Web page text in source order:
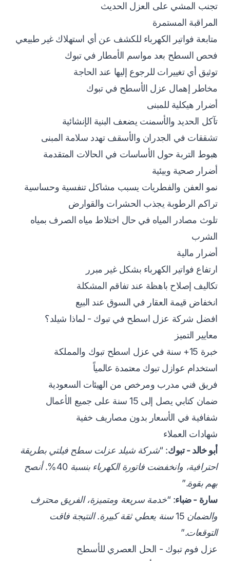
تجنب المشي على العزل الحديث
المراقبة المستمرة
متابعة فواتير الكهرباء للكشف عن أي استهلاك غير طبيعي
فحص السطح بعد مواسم الأمطار في تبوك
توثيق أي تغييرات للرجوع إليها عند الحاجة
مخاطر إهمال عزل الأسطح في تبوك
أضرار هيكلية للمبنى
تآكل الحديد والأسمنت يضعف البنية الإنشائية
تشققات في الجدران والأسقف تهدد سلامة المبنى
هبوط التربة حول الأساسات في الحالات المتقدمة
أضرار صحية وبيئية
نمو العفن والفطريات يسبب مشاكل تنفسية وحساسية
تراكم الرطوبة يجذب الحشرات والقوارض
تلوث مصادر المياه في حال اختلاط مياه الصرف بمياه
الشرب
أضرار مالية
ارتفاع فواتير الكهرباء بشكل غير مبرر
تكاليف إصلاح باهظة عند تفاقم المشكلة
انخفاض قيمة العقار في السوق عند البيع
افضل شركة عزل اسطح في تبوك - لماذا شيلد؟
معايير التميز
خبرة 15+ سنة في عزل اسطح تبوك والمملكة
استخدام عوازل تبوك معتمدة عالمياً
فريق فني مدرب ومرخص من الهيئات السعودية
ضمان كتابي يصل إلى 15 سنة على جميع الأعمال
شفافية في الأسعار بدون مصاريف خفية
شهادات العملاء
أبو خالد - تبوك:“شركة شيلد عزلت سطح فيلتي بطريقة
احترافية، وانخفضت فاتورة الكهرباء بنسبة 40%. أنصح
بهم بقوة.”
سارة - ضباء:“خدمة سريعة ومتميزة، الفريق محترف
والضمان 15 سنة يعطي ثقة كبيرة. النتيجة فاقت
التوقعات.”
عزل فوم تبوك - الحل العصري للأسطح